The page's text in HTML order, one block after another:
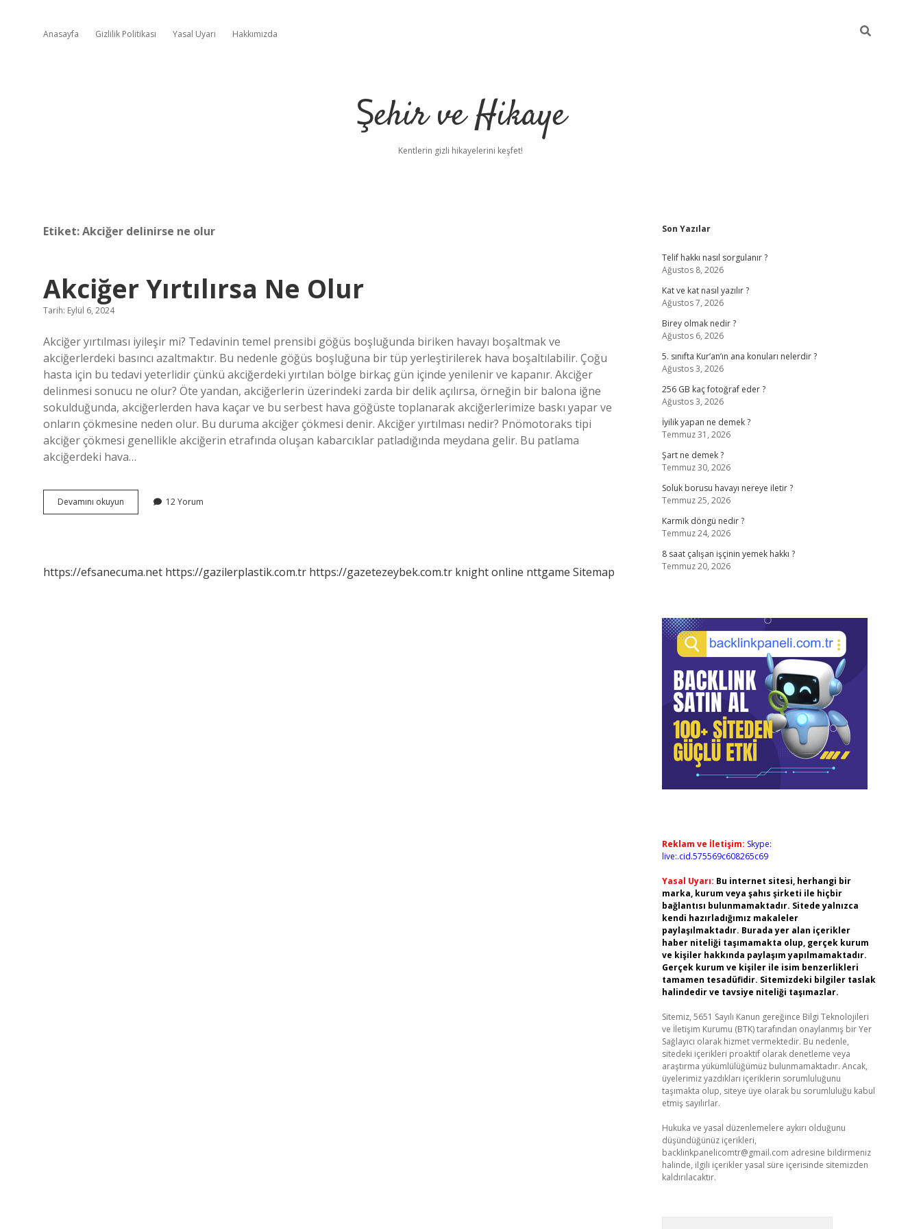
Anasayfa Gizlilik Politikası Yasal Uyarı Hakkımızda
Şehir ve Hikaye
Kentlerin gizli hikayelerini keşfet!
Etiket:Akciğer delinirse ne olur
Akciğer Yırtılırsa Ne Olur
Tarih: Eylül 6, 2024
Akciğer yırtılması iyileşir mi? Tedavinin temel prensibi göğüs boşluğunda biriken havayı boşaltmak ve
akciğerlerdeki basıncı azaltmaktır. Bu nedenle göğüs boşluğuna bir tüp yerleştirilerek hava boşaltılabilir. Çoğu
hasta için bu tedavi yeterlidir çünkü akciğerdeki yırtılan bölge birkaç gün içinde yenilenir ve kapanır. Akciğer
delinmesi sonucu ne olur? Öte yandan, akciğerlerin üzerindeki zarda bir delik açılırsa, örneğin bir balona iğne
sokulduğunda, akciğerlerden hava kaçar ve bu serbest hava göğüste toplanarak akciğerlerimize baskı yapar ve
onların çökmesine neden olur. Bu duruma akciğer çökmesi denir. Akciğer yırtılması nedir? Pnömotoraks tipi
akciğer çökmesi genellikle akciğerin etrafında oluşan kabarcıklar patladığında meydana gelir. Bu patlama
akciğerdeki hava…
Devamını okuyun
Yırtılırsa
12 Yorum
https://efsanecuma.net https://gazilerplastik.com.tr https://gazetezeybek.com.tr knight online nttgame Sitemap
Sidebar
Son Yazılar
Telif hakkı nasıl sorgulanır ?
Ağustos 8, 2026
Kat ve kat nasıl yazılır ?
Ağustos 7, 2026
Birey olmak nedir ?
Ağustos 6, 2026
5. sınıfta Kur’an’ın ana konuları nelerdir ?
Ağustos 3, 2026
256 GB kaç fotoğraf eder ?
Ağustos 3, 2026
İyilik yapan ne demek ?
Temmuz 31, 2026
Şart ne demek ?
Temmuz 30, 2026
Soluk borusu havayı nereye iletir ?
Temmuz 25, 2026
Karmik döngü nedir ?
Temmuz 24, 2026
8 saat çalışan işçinin yemek hakkı ?
Temmuz 20, 2026
Reklam ve İletişim: Skype:
live:.cid.575569c608265c69
Yasal Uyarı: Bu internet sitesi, herhangi bir
marka, kurum veya şahıs şirketi ile hiçbir
bağlantısı bulunmamaktadır. Sitede yalnızca
kendi hazırladığımız makaleler
paylaşılmaktadır. Burada yer alan içerikler
haber niteliği taşımamakta olup, gerçek kurum
ve kişiler hakkında paylaşım yapılmamaktadır.
Gerçek kurum ve kişiler ile isim benzerlikleri
tamamen tesadüfidir. Sitemizdeki bilgiler taslak
halindedir ve tavsiye niteliği taşımazlar.
Sitemiz, 5651 Sayılı Kanun gereğince Bilgi Teknolojileri
ve İletişim Kurumu (BTK) tarafından onaylanmış bir Yer
Sağlayıcı olarak hizmet vermektedir. Bu nedenle,
sitedeki içerikleri proaktif olarak denetleme veya
araştırma yükümlülüğümüz bulunmamaktadır. Ancak,
üyelerimiz yazdıkları içeriklerin sorumluluğunu
taşımakta olup, siteye üye olarak bu sorumluluğu kabul
etmiş sayılırlar.
Hukuka ve yasal düzenlemelere aykırı olduğunu
düşündüğünüz içerikleri,
backlinkpanelicomtr@gmail.com adresine bildirmeniz
halinde, ilgili içerikler yasal süre içerisinde sitemizden
kaldırılacaktır.